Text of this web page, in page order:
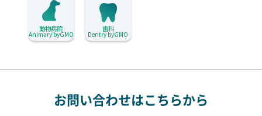
動物病院
Animary byGMO
歯科
Dentry byGMO
お問い合わせはこちらから